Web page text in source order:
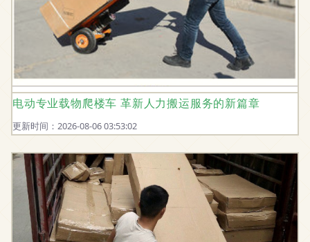
电动专业载物爬楼车 革新人力搬运服务的新篇章
更新时间：2026-08-06 03:53:02